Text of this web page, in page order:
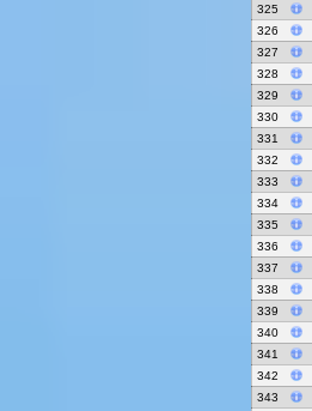
325
326
327
328
329
330
331
332
333
334
335
336
337
338
339
340
341
342
343